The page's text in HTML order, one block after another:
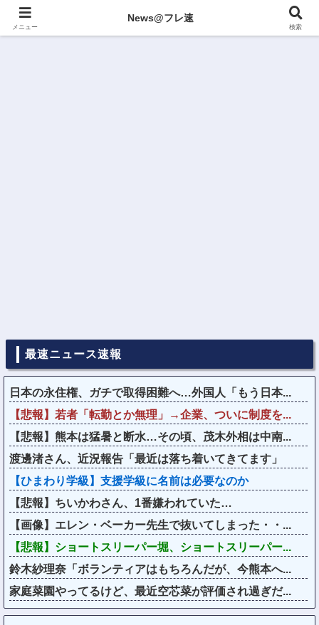
最速ニュース速報
日本の永住権、ガチで取得困難へ…外国人「もう日本...
【悲報】若者「転勤とか無理」→企業、ついに制度を...
【悲報】熊本は猛暑と断水…その頃、茂木外相は中南...
渡邊渚さん、近況報告「最近は落ち着いてきてます」
【ひまわり学級】支援学級に名前は必要なのか
【悲報】ちいかわさん、1番嫌われていた…
【画像】エレン・ベーカー先生で抜いてしまった・・...
【悲報】ショートスリーパー堀、ショートスリーパー...
鈴木紗理奈「ボランティアはもちろんだが、今熊本へ...
家庭菜園やってるけど、最近空芯菜が評価され過ぎだ...
メニュー
News@フレ速
検索